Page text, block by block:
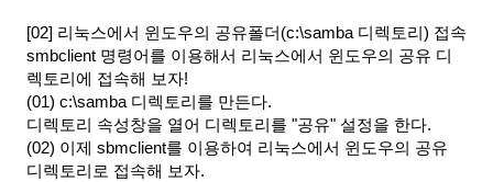
[02] 리눅스에서 윈도우의 공유폴더(c:\samba 디렉토리) 접속
smbclient 명령어를 이용해서 리눅스에서 윈도우의 공유 디
렉토리에 접속해 보자!
(01) c:\samba 디렉토리를 만든다.
디렉토리 속성창을 열어 디렉토리를 "공유" 설정을 한다.
(02) 이제 sbmclient를 이용하여 리눅스에서 윈도우의 공유
디렉토리로 접속해 보자.